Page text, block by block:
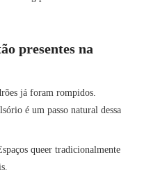
presentes na
já foram rompidos.
é um passo natural dessa
queer tradicionalmente